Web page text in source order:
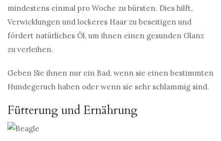
mindestens einmal pro Woche zu bürsten. Dies hilft,
Verwicklungen und lockeres Haar zu beseitigen und
fördert natürliches Öl, um ihnen einen gesunden Glanz
zu verleihen.
Geben Sie ihnen nur ein Bad, wenn sie einen bestimmten
Hundegeruch haben oder wenn sie sehr schlammig sind.
Fütterung und Ernährung